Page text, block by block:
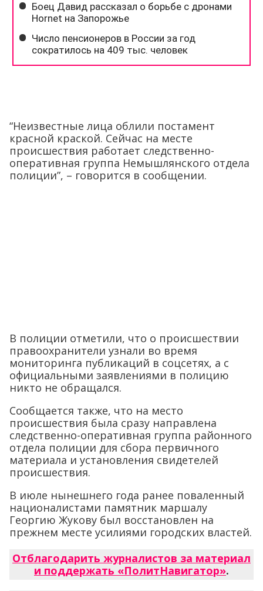
“Неизвестные лица облили постамент
красной краской. Сейчас на месте
происшествия работает следственно-
оперативная группа Немышлянского отдела
полиции”, – говорится в сообщении.
В полиции отметили, что о происшествии
правоохранители узнали во время
мониторинга публикаций в соцсетях, а с
официальными заявлениями в полицию
никто не обращался.
Сообщается также, что на место
происшествия была сразу направлена
следственно-оперативная группа районного
отдела полиции для сбора первичного
материала и установления свидетелей
происшествия.
В июле нынешнего года ранее поваленный
националистами памятник маршалу
Георгию Жукову был восстановлен на
прежнем месте усилиями городских властей.
Отблагодарить журналистов за материал
и поддержать «ПолитНавигатор».